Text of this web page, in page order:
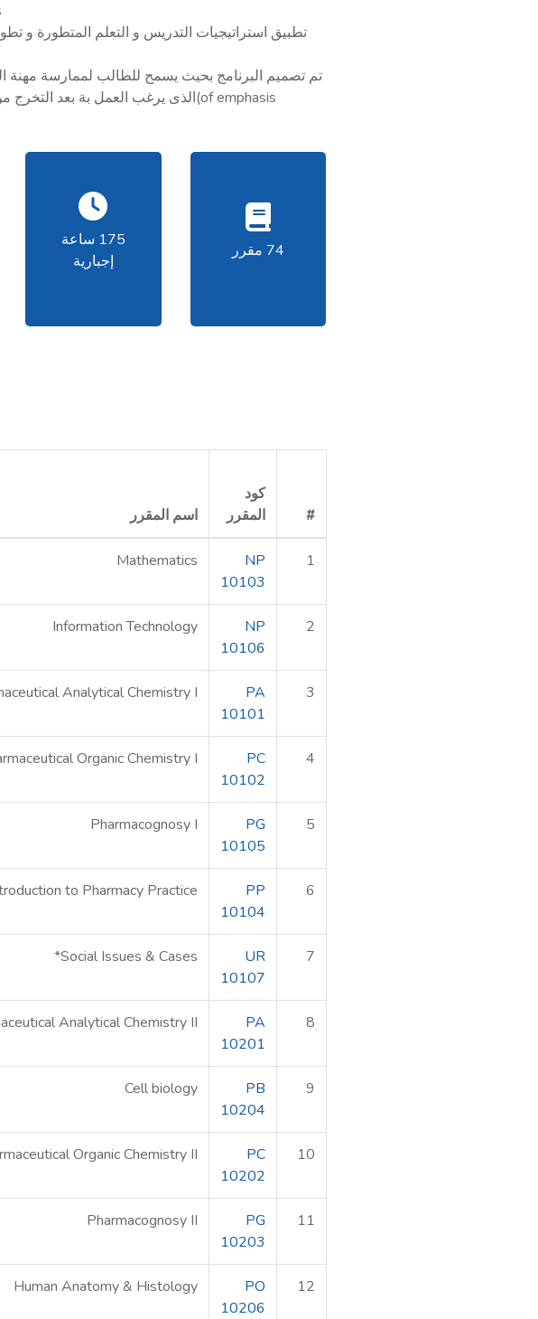
تطبيق استراتيجيات التدريس و التعلم المتطورة و
of emphasis)الذى يرغب العمل بة بعد التخرج من خلال المقررات الإختيارية فى المراحل النهائية للبرنامج ومن خلال مجال التدريب ومشروع التخرج.
74 مقرر
175 ساعة
إجبارية
#
كود
المقرر
اسم المقرر
1
NP
10103
Mathematics
2
NP
10106
Information Technology
3
PA
10101
Analytical Chemistry I
4
PC
10102
Organic Chemistry I
5
PG
10105
Pharmacognosy I
6
PP
10104
to Pharmacy Practice
7
UR
10107
Social Issues & Cases*
8
PA
10201
Analytical Chemistry II
9
PB
10204
Cell biology
10
PC
10202
Organic Chemistry II
11
PG
10203
Pharmacognosy II
12
PO
10206
Human Anatomy & Histology